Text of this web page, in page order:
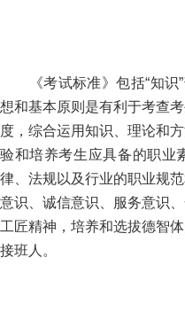
《考试标准》包括“知识”
想和基本原则是有利于考查
度，综合运用知识、理论和
验和培养考生应具备的职业
律、法规以及行业的职业规
意识、诚信意识、服务意识
工匠精神，培养和选拔德智
接班人。